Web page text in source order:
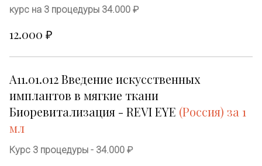
курс на 3 процедуры 34.000 ₽
12.000 ₽
А11.01.012 Введение искусственных
имплантов в мягкие ткани
Биоревитализация - REVI EYE (Россия) за 1
мл
Курс 3 процедуры - 34.000 ₽